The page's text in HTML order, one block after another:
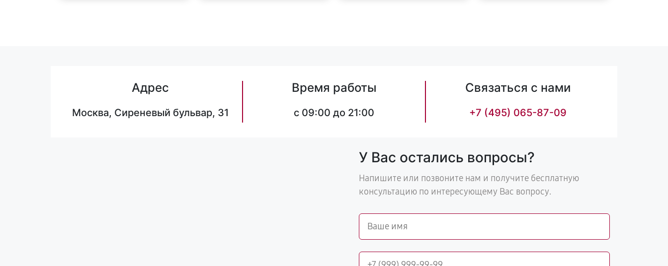
Адрес
Москва, Сиреневый бульвар, 31
Время работы
c 09:00 до 21:00
Связаться с нами
+7 (495) 065-87-09
У Вас остались вопросы?
Напишите или позвоните нам и получите бесплатную
консультацию по интересующему Вас вопросу.